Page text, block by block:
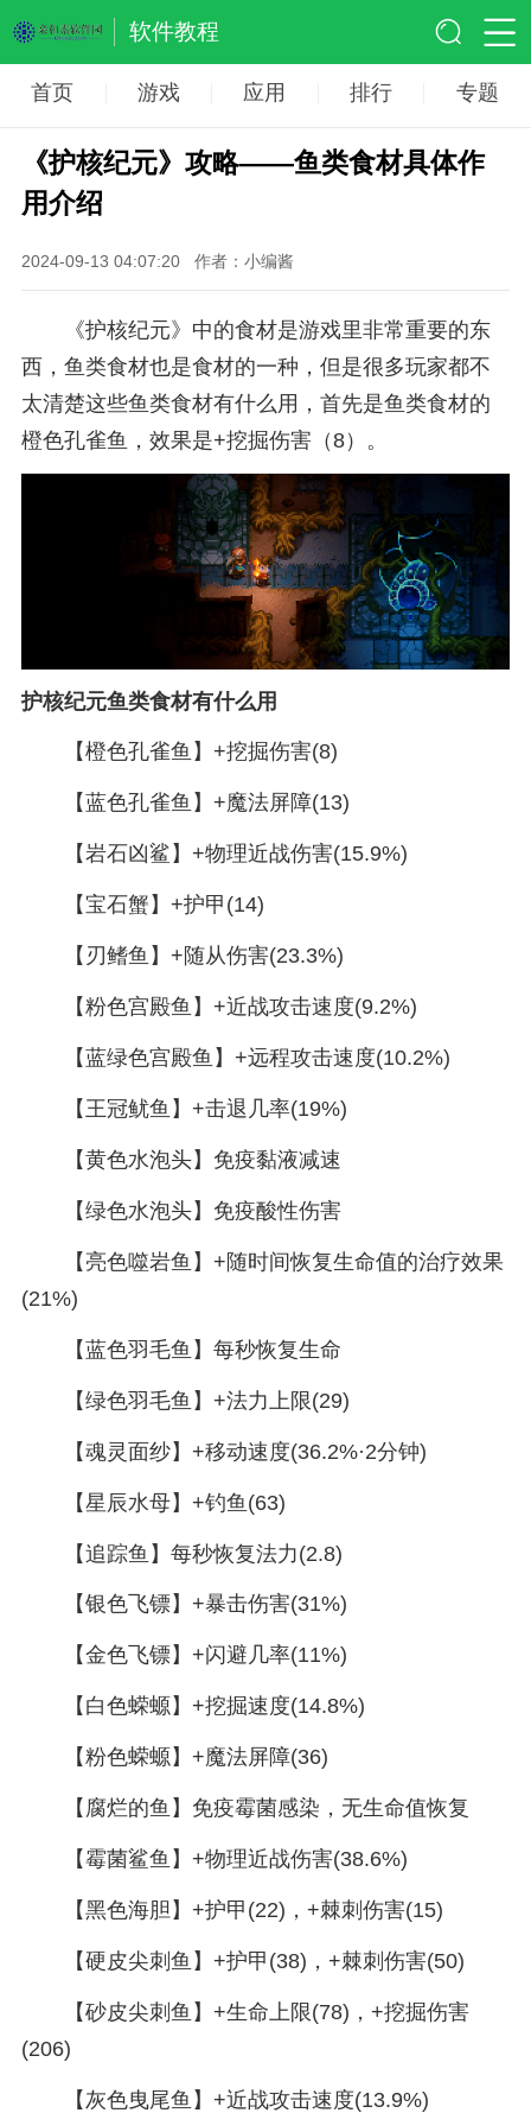
软件教程
首页 游戏 应用 排行 专题
《护核纪元》攻略——鱼类食材具体作
用介绍
2024-09-13 04:07:20 作者：小编酱
《护核纪元》中的食材是游戏里非常重要的东
西，鱼类食材也是食材的一种，但是很多玩家都不
太清楚这些鱼类食材有什么用，首先是鱼类食材的
橙色孔雀鱼，效果是+挖掘伤害（8）。
护核纪元鱼类食材有什么用
【橙色孔雀鱼】+挖掘伤害(8)
【蓝色孔雀鱼】+魔法屏障(13)
【岩石凶鲨】+物理近战伤害(15.9%)
【宝石蟹】+护甲(14)
【刃鳍鱼】+随从伤害(23.3%)
【粉色宫殿鱼】+近战攻击速度(9.2%)
【蓝绿色宫殿鱼】+远程攻击速度(10.2%)
【王冠鱿鱼】+击退几率(19%)
【黄色水泡头】免疫黏液减速
【绿色水泡头】免疫酸性伤害
【亮色噬岩鱼】+随时间恢复生命值的治疗效果
(21%)
【蓝色羽毛鱼】每秒恢复生命
【绿色羽毛鱼】+法力上限(29)
【魂灵面纱】+移动速度(36.2%·2分钟)
【星辰水母】+钓鱼(63)
【追踪鱼】每秒恢复法力(2.8)
【银色飞镖】+暴击伤害(31%)
【金色飞镖】+闪避几率(11%)
【白色蝾螈】+挖掘速度(14.8%)
【粉色蝾螈】+魔法屏障(36)
【腐烂的鱼】免疫霉菌感染，无生命值恢复
【霉菌鲨鱼】+物理近战伤害(38.6%)
【黑色海胆】+护甲(22)，+棘刺伤害(15)
【硬皮尖刺鱼】+护甲(38)，+棘刺伤害(50)
【砂皮尖刺鱼】+生命上限(78)，+挖掘伤害
(206)
【灰色曳尾鱼】+近战攻击速度(13.9%)